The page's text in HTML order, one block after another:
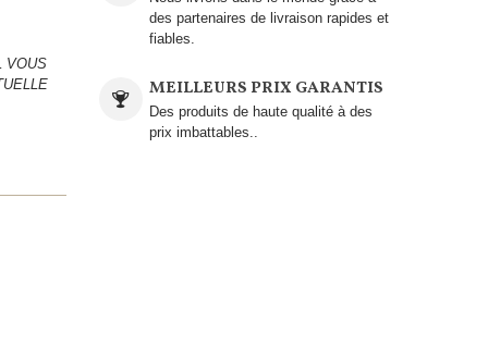
VOUS
des partenaires de livraison rapides et
fiables.
MEILLEURS PRIX GARANTIS
Des produits de haute qualité à des
prix imbattables..